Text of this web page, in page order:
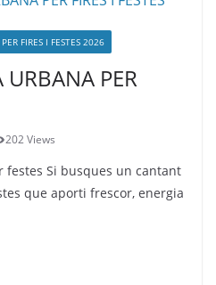
FIRES I FESTES 2026
URBANA PER
202 Views
festes Si busques un cantant
que aporti frescor, energia